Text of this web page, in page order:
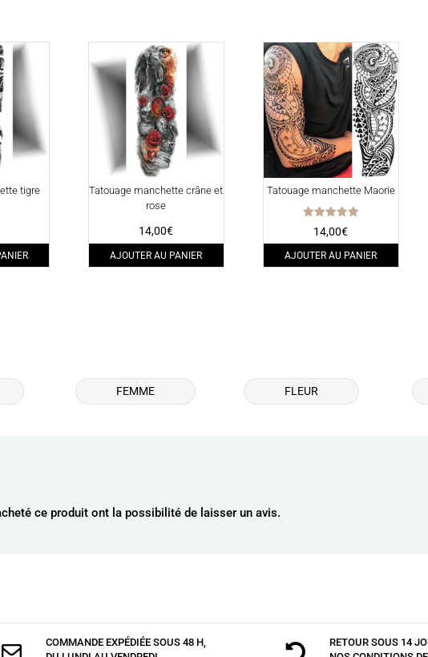
tigre
Tatouage manchette crâne et
rose
14,00€
AJOUTER AU PANIER
Tatouage manchette Maorie
Note
5.00
sur 5
14,00€
AJOUTER AU PANIER
FEMME FLEUR
ce produit ont la possibilité de laisser un avis.

COMMANDE EXPÉDIÉE SOUS 48 H,

RETOUR SOUS 14